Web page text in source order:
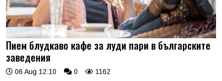
Пием блудкаво кафе за луди пари в българските
заведения
06 Aug 12:10 0 1162